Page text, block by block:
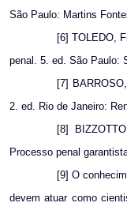
São Paulo: Martins
[6] TOLEDO,
penal. 5. ed. São Paulo:
[7]
2. ed. Rio de Janeiro:
[8]
Processo penal
[9] O
devem atuar como